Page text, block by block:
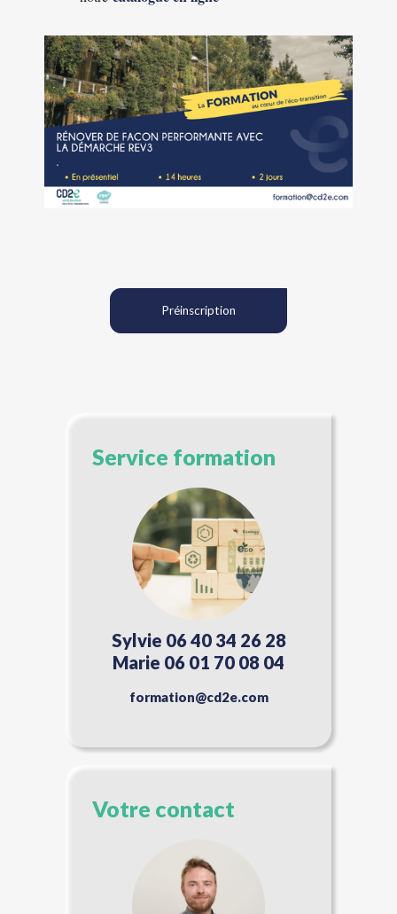
Préinscription
Service formation
Sylvie 06 40 34 26 28
Marie 06 01 70 08 04
formation@cd2e.com
Votre contact